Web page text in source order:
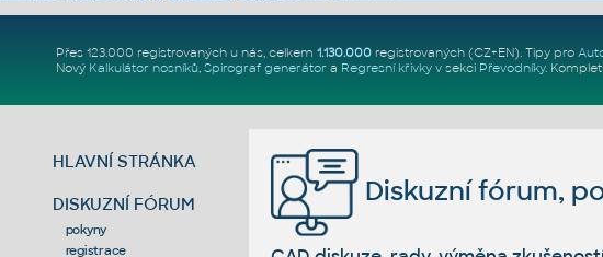
Přes 123.000 registrovaných u nás, celkem 1.130.000registrovaných (CZ+EN). Tipy pro
Nový Kalkulátor nosníků, Spirograf generátor a Regresní křivkyv sekci Převodníky.
HLAVNÍ STRÁNKA
DISKUZNÍ FÓRUM
pokyny
registrace
Diskuzní fórum,